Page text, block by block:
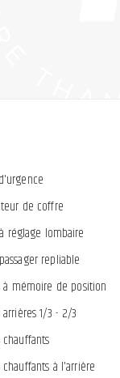
de coffre
réglage lombaire
repliable
à mémoire de position
arrières 1/3 - 2/3
chauffants
chauffants à l'arrière